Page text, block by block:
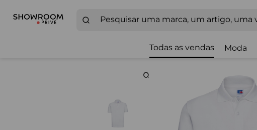
Todas as vendas Moda